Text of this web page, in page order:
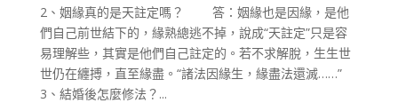
2、姻緣真的是天註定嗎？ 答：姻緣也是因緣，是他
們自己前世結下的，緣熟總逃不掉，說成“天註定”只是容
易理解些，其實是他們自己註定的。若不求解脫，生生世
世仍在纏搏，直至緣盡。“諸法因緣生，緣盡法還滅……”
3、結婚後怎麼修法？...